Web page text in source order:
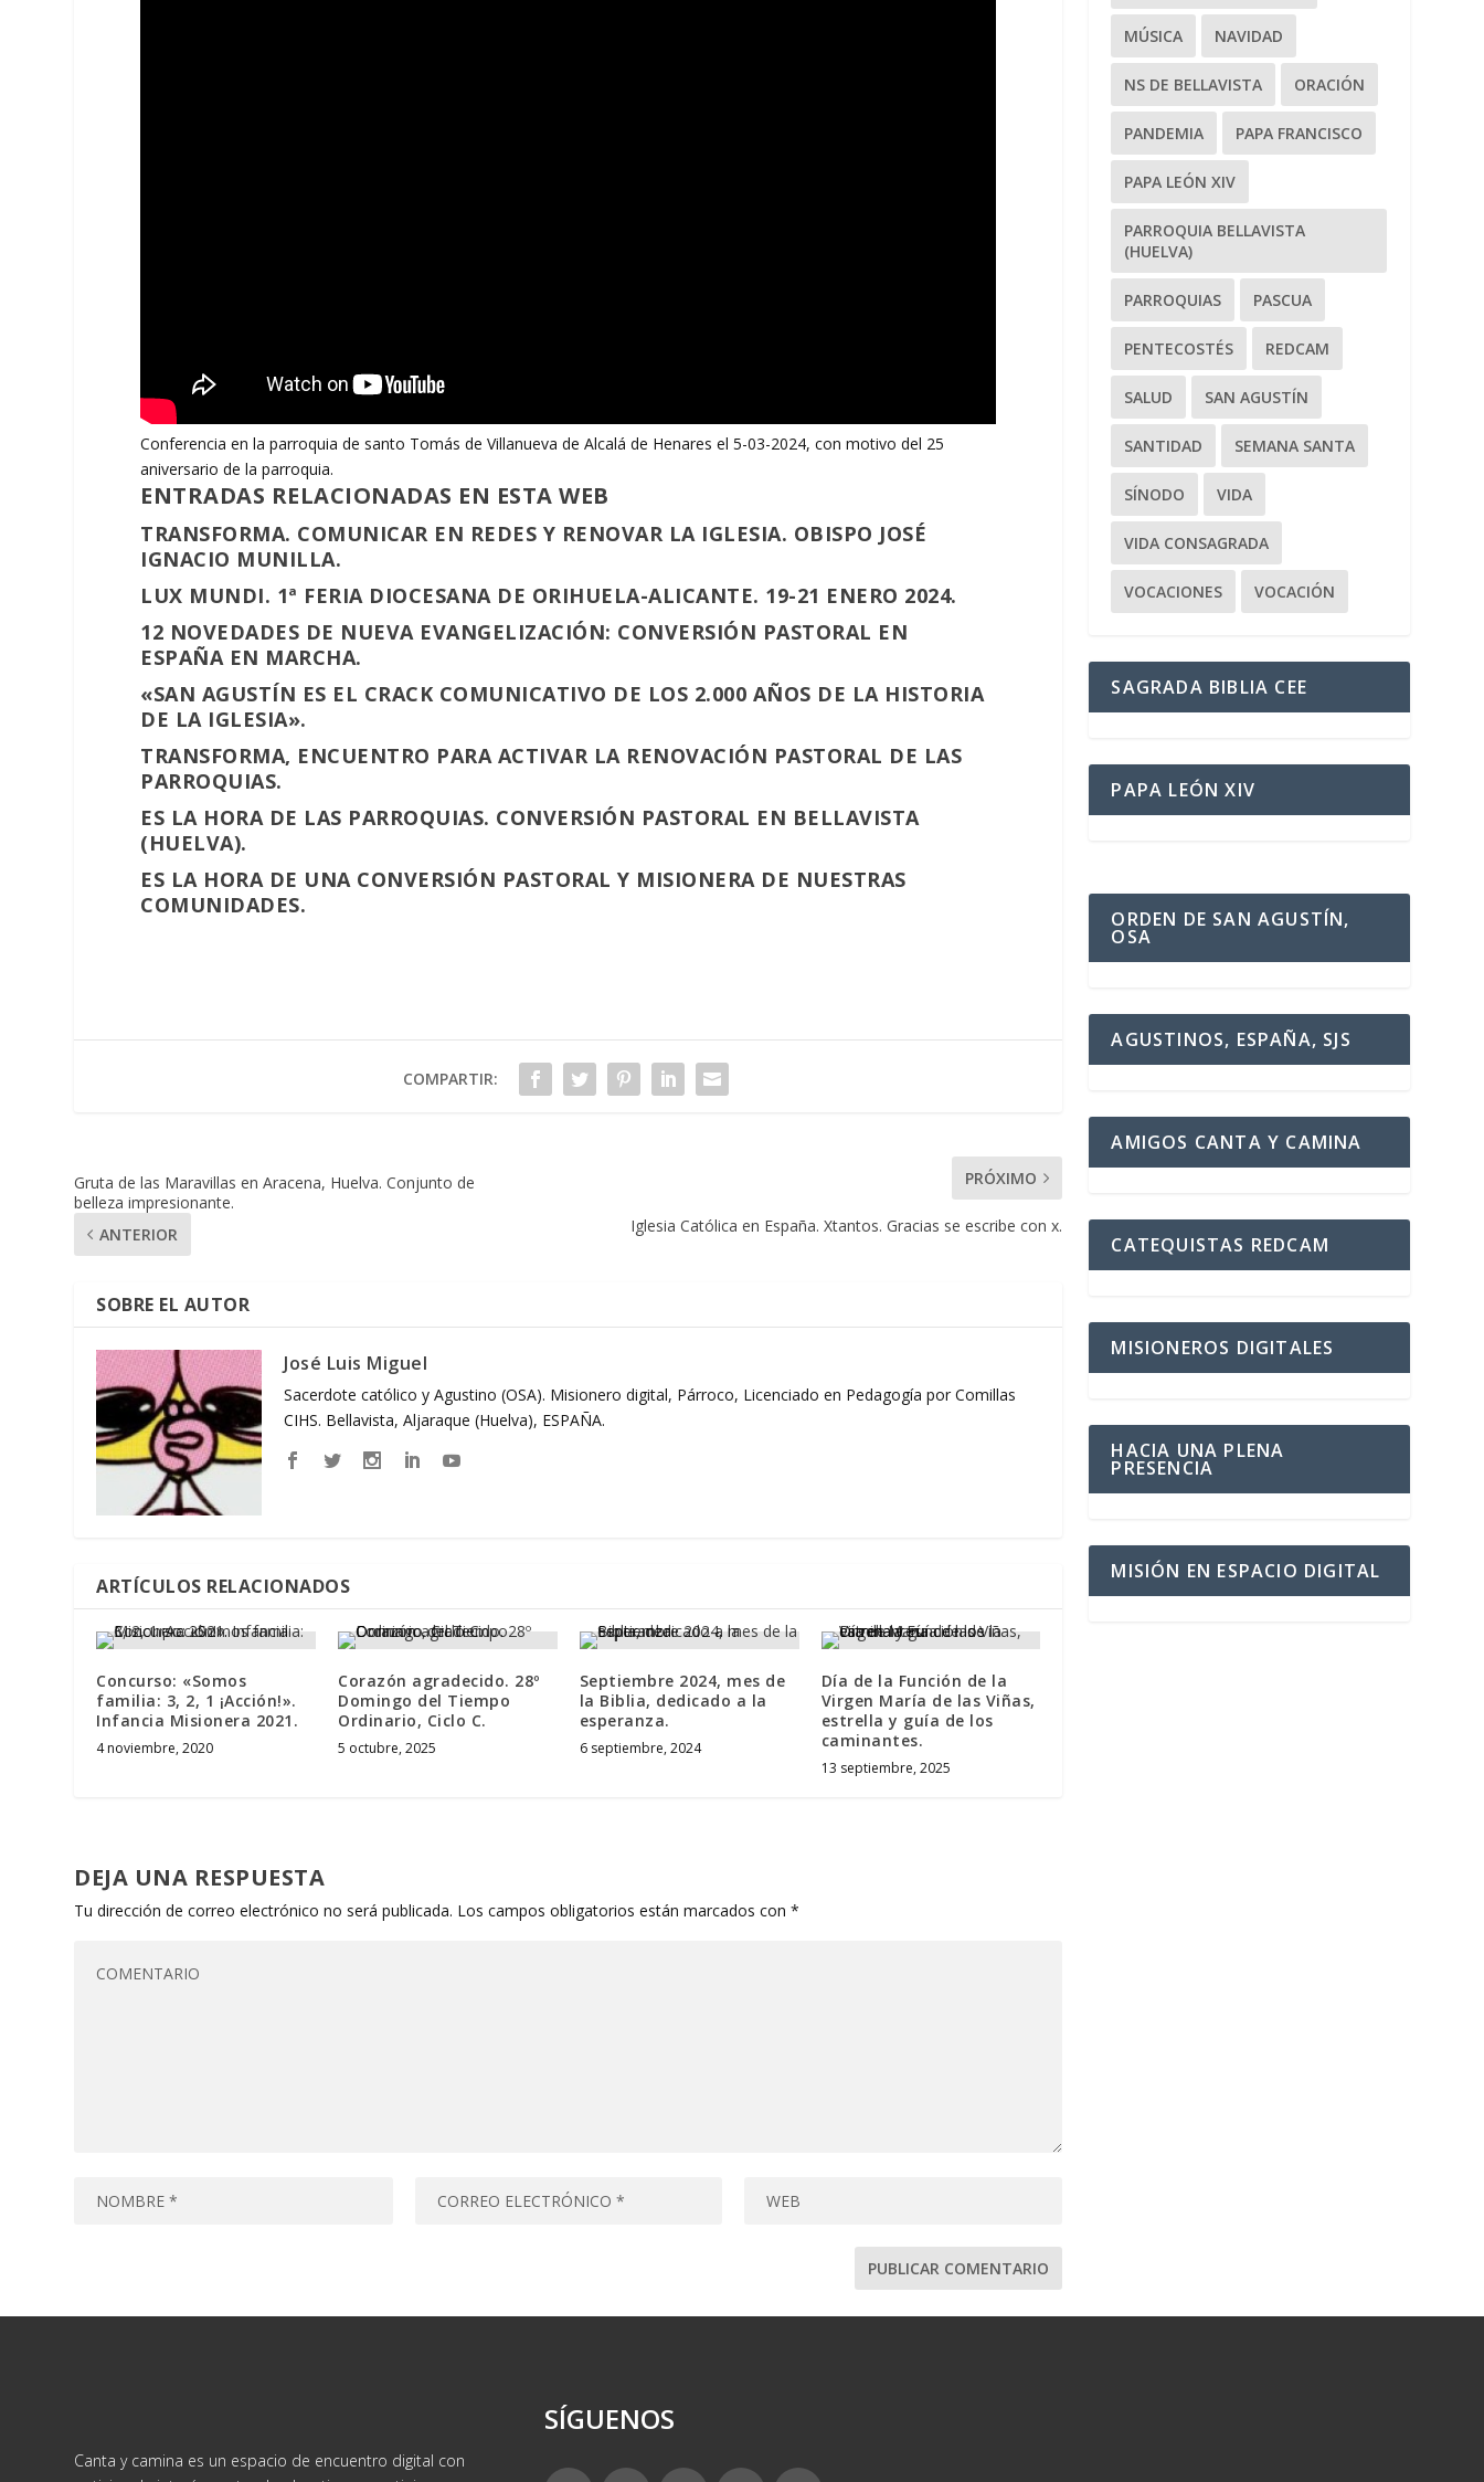
Conferencia en la parroquia de santo Tomás de Villanueva de Alcalá de Henares el 5-03-2024, con motivo del 25
aniversario de la parroquia.
ENTRADAS RELACIONADAS EN ESTA WEB
TRANSFORMA. COMUNICAR EN REDES Y RENOVAR LA IGLESIA. OBISPO JOSÉ
IGNACIO MUNILLA.
LUX MUNDI. 1ª FERIA DIOCESANA DE ORIHUELA-ALICANTE. 19-21 ENERO 2024.
12 NOVEDADES DE NUEVA EVANGELIZACIÓN: CONVERSIÓN PASTORAL EN
ESPAÑA EN MARCHA.
«SAN AGUSTÍN ES EL CRACK COMUNICATIVO DE LOS 2.000 AÑOS DE LA HISTORIA
DE LA IGLESIA».
TRANSFORMA, ENCUENTRO PARA ACTIVAR LA RENOVACIÓN PASTORAL DE LAS
PARROQUIAS.
ES LA HORA DE LAS PARROQUIAS. CONVERSIÓN PASTORAL EN BELLAVISTA
(HUELVA).
ES LA HORA DE UNA CONVERSIÓN PASTORAL Y MISIONERA DE NUESTRAS
COMUNIDADES.
COMPARTIR:
Gruta de las Maravillas en Aracena, Huelva. Conjunto de
belleza impresionante.
ANTERIOR
PRÓXIMO
Iglesia Católica en España. Xtantos. Gracias se escribe con x.
SOBRE EL AUTOR
José Luis Miguel
Sacerdote católico y Agustino (OSA). Misionero digital, Párroco, Licenciado en Pedagogía por Comillas
CIHS. Bellavista, Aljaraque (Huelva), ESPAÑA.
ARTÍCULOS RELACIONADOS
Concurso: «Somos
familia: 3, 2, 1 ¡Acción!».
Infancia Misionera 2021.
4 noviembre, 2020
Corazón agradecido. 28º
Domingo del Tiempo
Ordinario, Ciclo C.
5 octubre, 2025
Septiembre 2024, mes de
la Biblia, dedicado a la
esperanza.
6 septiembre, 2024
Día de la Función de la
Virgen María de las Viñas,
estrella y guía de los
caminantes.
13 septiembre, 2025
DEJA UNA RESPUESTA
Tu dirección de correo electrónico no será publicada. Los campos obligatorios están marcados con*
MÚSICA NAVIDAD
NS DE BELLAVISTA ORACIÓN
PANDEMIA PAPA FRANCISCO
PAPA LEÓN XIV
PARROQUIA BELLAVISTA
(HUELVA)
PARROQUIAS PASCUA
PENTECOSTÉS REDCAM
SALUD SAN AGUSTÍN
SANTIDAD SEMANA SANTA
SÍNODO VIDA
VIDA CONSAGRADA
VOCACIONES VOCACIÓN
SAGRADA BIBLIA CEE
PAPA LEÓN XIV
ORDEN DE SAN AGUSTÍN,
OSA
AGUSTINOS, ESPAÑA, SJS
AMIGOS CANTA Y CAMINA
CATEQUISTAS REDCAM
MISIONEROS DIGITALES
HACIA UNA PLENA
PRESENCIA
MISIÓN EN ESPACIO DIGITAL
Canta y camina es un espacio de encuentro digital con
SÍGUENOS